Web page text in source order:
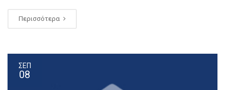
Περισσότερα
ΣΕΠ
08